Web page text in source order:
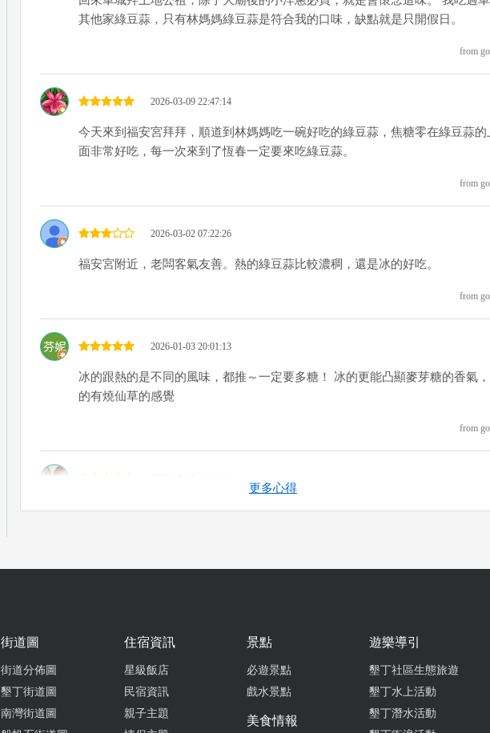
其他家綠豆蒜，只有林媽媽綠豆蒜是符合我的口味，缺點就是只開假日。
from
2026-03-09 22:47:14
今天來到福安宮拜拜，順道到林媽媽吃一碗好吃的綠豆蒜，焦糖零在綠豆蒜的
面非常好吃，每一次來到了恆春一定要來吃綠豆蒜。
from
2026-03-02 07:22:26
福安宮附近，老闆客氣友善。熱的綠豆蒜比較濃稠，還是冰的好吃。
from
2026-01-03 20:01:13
冰的跟熱的是不同的風味，都推～一定要多糖！ 冰的更能凸顯麥芽糖的香氣
的有燒仙草的感覺
from
非常特別的口感，麥芽糖在冰塊上看起來超可口，綠豆熬煮的口感很好吃，不
有別於另外一家很有名的綠豆蒜 林媽媽最後在什麼淋上焦糖 也是很香
更多心得
街道圖
街道分佈圖
墾丁街道圖
南灣街道圖
住宿資訊
星級飯店
民宿資訊
親子主題
景點
必遊景點
戲水景點
美食情報
遊樂導引
墾丁社區生態旅遊
墾丁水上活動
墾丁潛水活動